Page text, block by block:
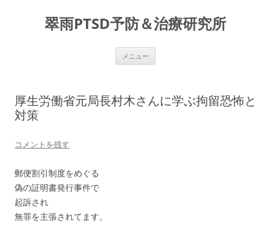
翠雨PTSD予防＆治療研究所
メニュー
厚生労働省元局長村木さんに学ぶ拘留恐怖と
対策
コメントを残す
郵便割引制度をめぐる
偽の証明書発行事件で
起訴され
無罪を主張されてます。